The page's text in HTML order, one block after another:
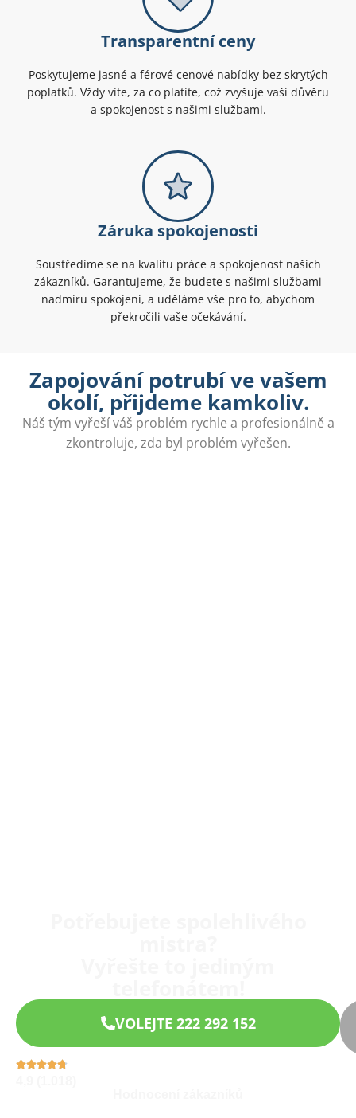
Transparentní ceny
Poskytujeme jasné a férové cenové nabídky bez skrytých
poplatků. Vždy víte, za co platíte, což zvyšuje vaši důvěru
a spokojenost s našimi službami.
Záruka spokojenosti
Soustředíme se na kvalitu práce a spokojenost našich
zákazníků. Garantujeme, že budete s našimi službami
nadmíru spokojeni, a uděláme vše pro to, abychom
překročili vaše očekávání.
Zapojování potrubí ve vašem
okolí, přijdeme kamkoliv.
Náš tým vyřeší váš problém rychle a profesionálně a
zkontroluje, zda byl problém vyřešen.
VOLEJTE 222 292 152